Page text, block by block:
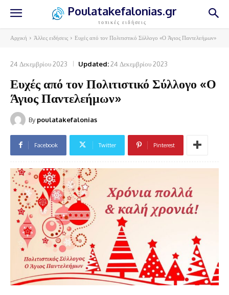
Poulatakefalonias.gr
τοπικές ειδήσεις
Αρχική Άλλες ειδήσεις Ευχές από τον Πολιτιστικό Σύλλογο «Ο Άγιος Παντελεήμων»
24 Δεκεμβρίου 2023 Updated:24 Δεκεμβρίου 2023
Ευχές από τον Πολιτιστικό Σύλλογο «Ο
Άγιος Παντελεήμων»
By poulatakefalonias
Facebook Twitter Pinterest